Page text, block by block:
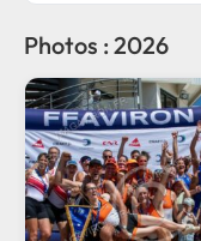
Photos : 2026